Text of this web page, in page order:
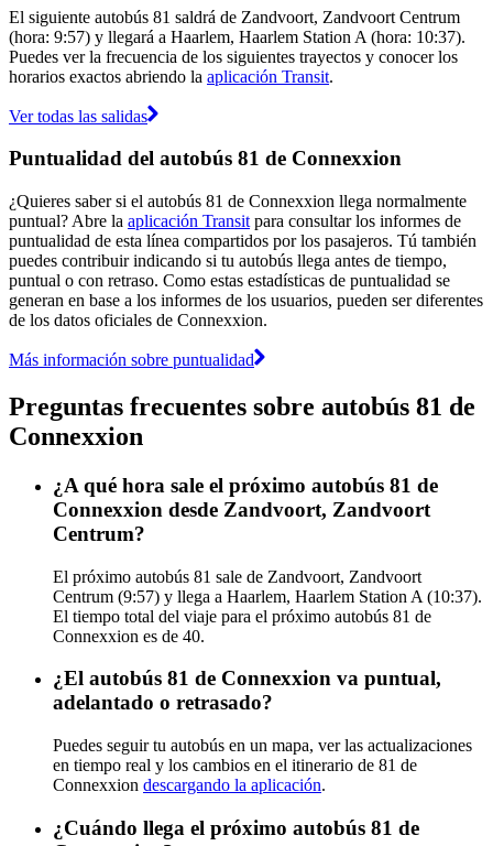
El siguiente autobús 81 saldrá de Zandvoort, Zandvoort Centrum
(hora: 9:57) y llegará a Haarlem, Haarlem Station A (hora: 10:37).
Puedes ver la frecuencia de los siguientes trayectos y conocer los
horarios exactos abriendo la aplicación Transit.
Ver todas las salidas
Puntualidad del autobús 81 de Connexxion
¿Quieres saber si el autobús 81 de Connexxion llega normalmente
puntual? Abre la aplicación Transit para consultar los informes de
puntualidad de esta línea compartidos por los pasajeros. Tú también
puedes contribuir indicando si tu autobús llega antes de tiempo,
puntual o con retraso. Como estas estadísticas de puntualidad se
generan en base a los informes de los usuarios, pueden ser diferentes
de los datos oficiales de Connexxion.
Más información sobre puntualidad
Preguntas frecuentes sobre autobús 81 de
Connexxion
¿A qué hora sale el próximo autobús 81 de
Connexxion desde Zandvoort, Zandvoort
Centrum?
El próximo autobús 81 sale de Zandvoort, Zandvoort
Centrum (9:57) y llega a Haarlem, Haarlem Station A (10:37).
El tiempo total del viaje para el próximo autobús 81 de
Connexxion es de 40.
¿El autobús 81 de Connexxion va puntual,
adelantado o retrasado?
Puedes seguir tu autobús en un mapa, ver las actualizaciones
en tiempo real y los cambios en el itinerario de 81 de
Connexxion descargando la aplicación.
¿Cuándo llega el próximo autobús 81 de